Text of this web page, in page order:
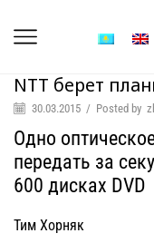
NTT берет
30.03.2015 / Posted by
Одно
передать за
600 дисках DVD
Тим Хорняк